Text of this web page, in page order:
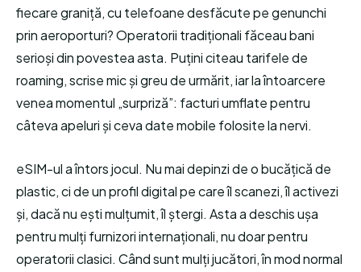
fiecare graniță, cu telefoane desfăcute pe genunchi
prin aeroporturi? Operatorii tradiționali făceau bani
serioși din povestea asta. Puțini citeau tarifele de
roaming, scrise mic și greu de urmărit, iar la întoarcere
venea momentul „surpriză”: facturi umflate pentru
câteva apeluri și ceva date mobile folosite la nervi.
eSIM-ul a întors jocul. Nu mai depinzi de o bucățică de
plastic, ci de un profil digital pe care îl scanezi, îl activezi
și, dacă nu ești mulțumit, îl ștergi. Asta a deschis ușa
pentru mulți furnizori internaționali, nu doar pentru
operatorii clasici. Când sunt mulți jucători, în mod normal